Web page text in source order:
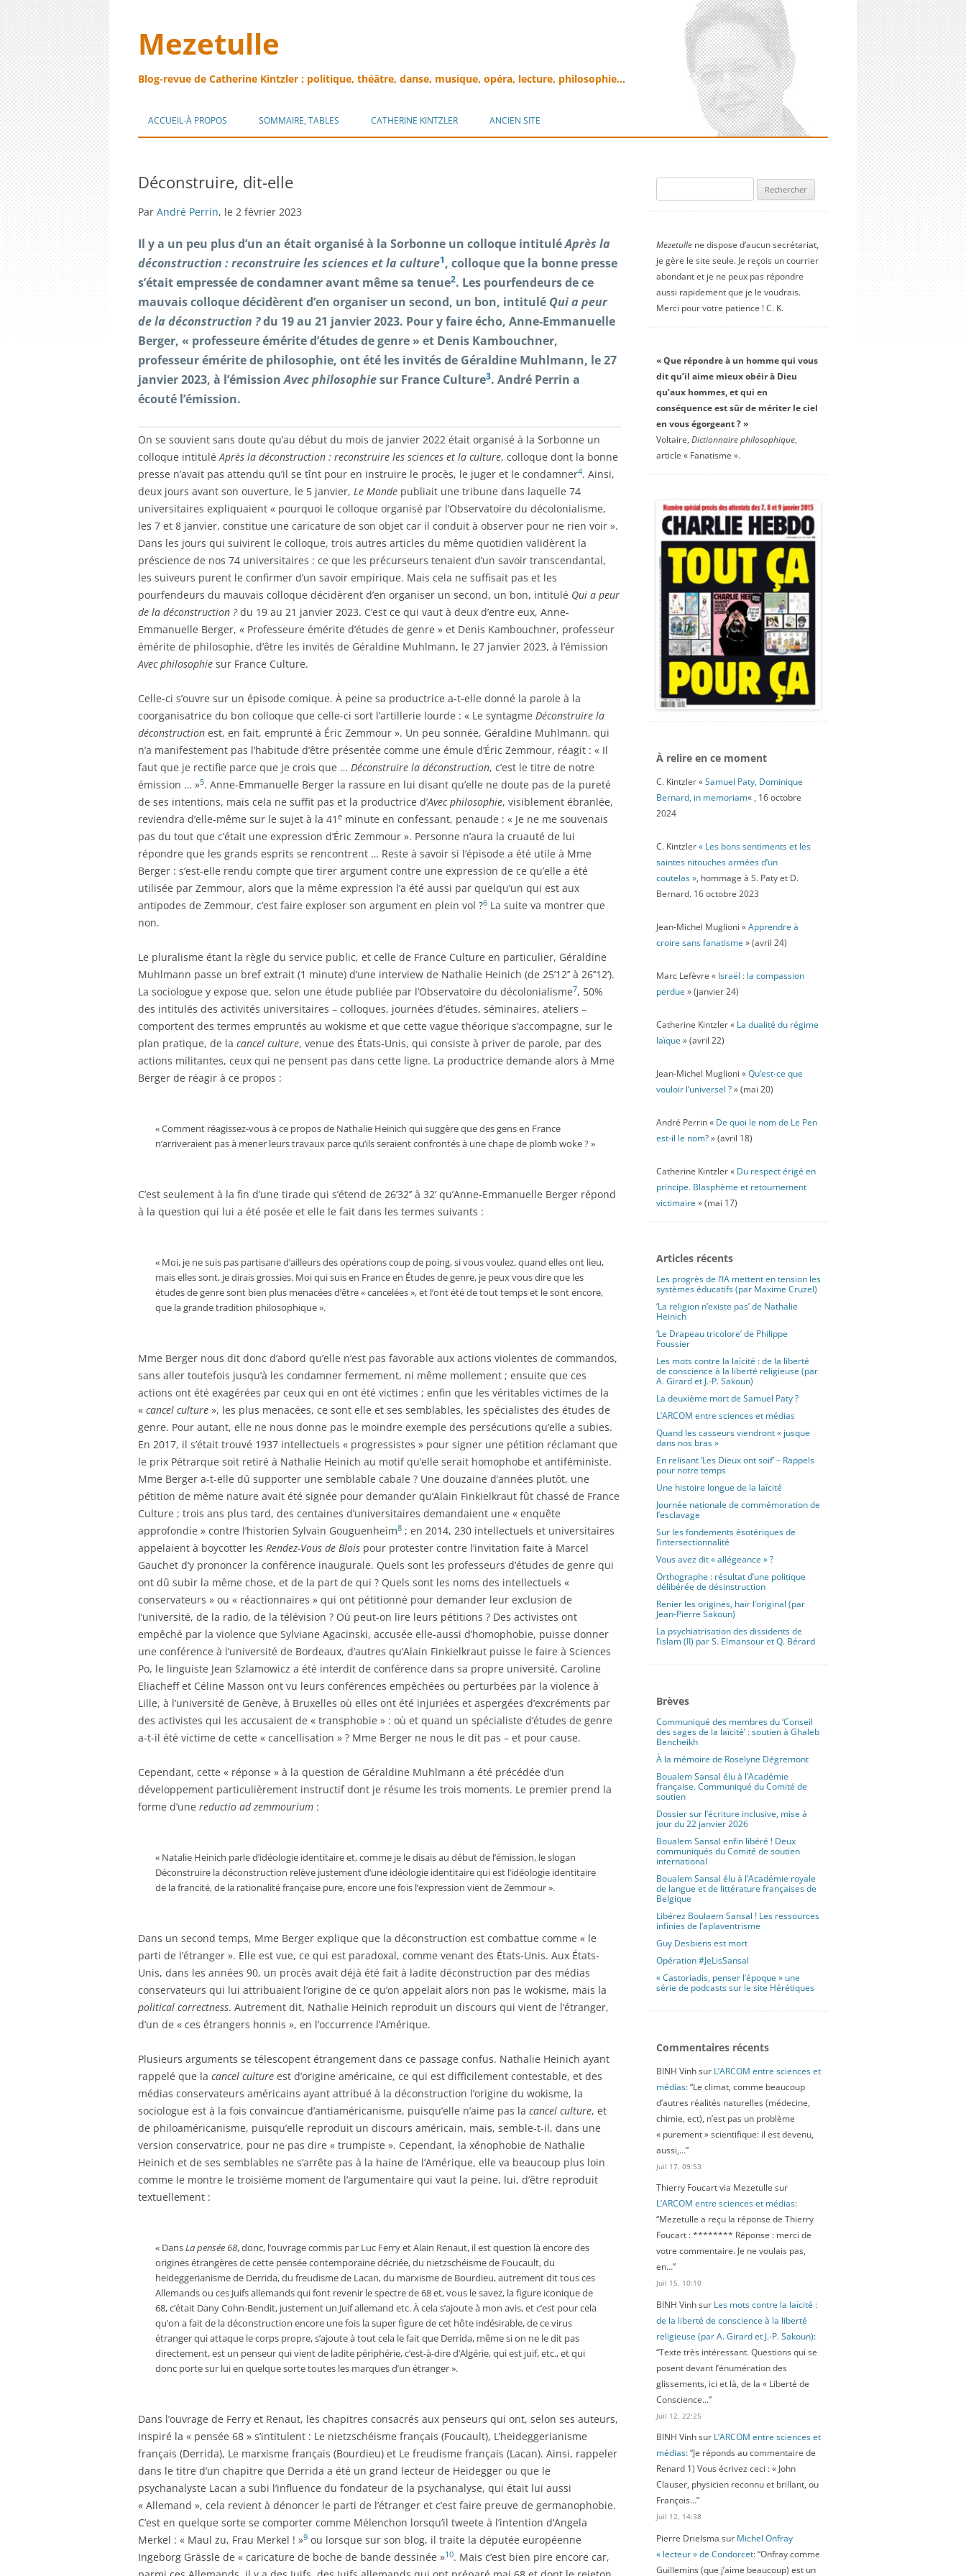
Mezetulle
Blog-revue de Catherine Kintzler : politique, théâtre, danse, musique, opéra, lecture, philosophie…
au
ACCUEIL-À PROPOS SOMMAIRE, TABLES CATHERINE KINTZLER ANCIEN SITE
Déconstruire, dit-elle
Par André Perrin, le 2 février 2023
Il y a un peu plus d’un an était organisé à la Sorbonne un colloque intituléAprès la
déconstruction : reconstruire les sciences et la culture1, colloque que la bonne presse
s’était empressée de condamner avant même sa tenue2. Les pourfendeurs de ce
mauvais colloque décidèrent d’en organiser un second, un bon, intitulé Qui a peur
de la déconstruction ?du 19 au 21 janvier 2023. Pour y faire écho, Anne-Emmanuelle
Berger, « professeure émérite d’études de genre » et Denis Kambouchner,
professeur émérite de philosophie, ont été les invités de Géraldine Muhlmann, le 27
janvier 2023, à l’émissionAvec philosophiesur France Culture3. André Perrin a
écouté l’émission.
On se souvient sans doute qu’au début du mois de janvier 2022 était organisé à la Sorbonne un
colloque intituléAprès la déconstruction : reconstruire les sciences et la culture, colloque dont la bonne
presse n’avait pas attendu qu’il se tînt pour en instruire le procès, le juger et le condamner4. Ainsi,
deux jours avant son ouverture, le 5 janvier, Le Monde publiait une tribune dans laquelle 74
universitaires expliquaient « pourquoi le colloque organisé par l’Observatoire du décolonialisme,
les 7 et 8 janvier, constitue une caricature de son objet car il conduit à observer pour ne rien voir ».
Dans les jours qui suivirent le colloque, trois autres articles du même quotidien validèrent la
préscience de nos 74 universitaires : ce que les précurseurs tenaient d’un savoir transcendantal,
les suiveurs purent le confirmer d’un savoir empirique. Mais cela ne suffisait pas et les
pourfendeurs du mauvais colloque décidèrent d’en organiser un second, un bon, intitulé Qui a peur
de la déconstruction ?du 19 au 21 janvier 2023. C’est ce qui vaut à deux d’entre eux, Anne-
Emmanuelle Berger, « Professeure émérite d’études de genre » et Denis Kambouchner, professeur
émérite de philosophie, d’être les invités de Géraldine Muhlmann, le 27 janvier 2023, à l’émission
Avec philosophie sur France Culture.
Celle-ci s’ouvre sur un épisode comique. À peine sa productrice a-t-elle donné la parole à la
coorganisatrice du bon colloque que celle-ci sort l’artillerie lourde : « Le syntagme Déconstruire la
déconstruction est, en fait, emprunté à Éric Zemmour ». Un peu sonnée, Géraldine Muhlmann, qui
n’a manifestement pas l’habitude d’être présentée comme une émule d’Éric Zemmour, réagit : « Il
faut que je rectifie parce que je crois que … Déconstruire la déconstruction, c’est le titre de notre
émission … »5. Anne-Emmanuelle Berger la rassure en lui disant qu’elle ne doute pas de la pureté
de ses intentions, mais cela ne suffit pas et la productrice d’Avec philosophie, visiblement ébranlée,
reviendra d’elle-même sur le sujet à la 41 e minute en confessant, penaude : « Je ne me souvenais
pas du tout que c’était une expression d’Éric Zemmour ». Personne n’aura la cruauté de lui
répondre que les grands esprits se rencontrent … Reste à savoir si l’épisode a été utile à Mme
Berger : s’est-elle rendu compte que tirer argument contre une expression de ce qu’elle a été
utilisée par Zemmour, alors que la même expression l’a été aussi par quelqu’un qui est aux
antipodes de Zemmour, c’est faire exploser son argument en plein vol ?6 La suite va montrer que
non.
Le pluralisme étant la règle du service public, et celle de France Culture en particulier, Géraldine
Muhlmann passe un bref extrait (1 minute) d’une interview de Nathalie Heinich (de 25’12’’ à 26’’12’).
La sociologue y expose que, selon une étude publiée par l’Observatoire du décolonialisme7, 50%
des intitulés des activités universitaires – colloques, journées d’études, séminaires, ateliers –
comportent des termes empruntés au wokisme et que cette vague théorique s’accompagne, sur le
plan pratique, de la cancel culture, venue des États-Unis, qui consiste à priver de parole, par des
actions militantes, ceux qui ne pensent pas dans cette ligne. La productrice demande alors à Mme
Berger de réagir à ce propos :
« Comment réagissez-vous à ce propos de Nathalie Heinich qui suggère que des gens en France
n’arriveraient pas à mener leurs travaux parce qu’ils seraient confrontés à une chape de plomb woke ? »
C’est seulement à la fin d’une tirade qui s’étend de 26’32’’ à 32’ qu’Anne-Emmanuelle Berger répond
à la question qui lui a été posée et elle le fait dans les termes suivants :
« Moi, je ne suis pas partisane d’ailleurs des opérations coup de poing, si vous voulez, quand elles ont lieu,
mais elles sont, je dirais grossies. Moi qui suis en France en Études de genre, je peux vous dire que les
études de genre sont bien plus menacées d’être « cancelées », et l’ont été de tout temps et le sont encore,
que la grande tradition philosophique ».
Mme Berger nous dit donc d’abord qu’elle n’est pas favorable aux actions violentes de commandos,
sans aller toutefois jusqu’à les condamner fermement, ni même mollement ; ensuite que ces
actions ont été exagérées par ceux qui en ont été victimes ; enfin que les véritables victimes de la
« cancel culture », les plus menacées, ce sont elle et ses semblables, les spécialistes des études de
genre. Pour autant, elle ne nous donne pas le moindre exemple des persécutions qu’elle a subies.
En 2017, il s’était trouvé 1937 intellectuels « progressistes » pour signer une pétition réclamant que
le prix Pétrarque soit retiré à Nathalie Heinich au motif qu’elle serait homophobe et antiféministe.
Mme Berger a-t-elle dû supporter une semblable cabale ? Une douzaine d’années plutôt, une
pétition de même nature avait été signée pour demander qu’Alain Finkielkraut fût chassé de France
Culture ; trois ans plus tard, des centaines d’universitaires demandaient une « enquête
approfondie » contre l’historien Sylvain Gouguenheim8 ; en 2014, 230 intellectuels et universitaires
appelaient à boycotter les Rendez-Vous de Blois pour protester contre l’invitation faite à Marcel
Gauchet d’y prononcer la conférence inaugurale. Quels sont les professeurs d’études de genre qui
ont dû subir la même chose, et de la part de qui ? Quels sont les noms des intellectuels «
conservateurs » ou « réactionnaires » qui ont pétitionné pour demander leur exclusion de
l’université, de la radio, de la télévision ? Où peut-on lire leurs pétitions ? Des activistes ont
empêché par la violence que Sylviane Agacinski, accusée elle-aussi d’homophobie, puisse donner
une conférence à l’université de Bordeaux, d’autres qu’Alain Finkielkraut puisse le faire à Sciences
Po, le linguiste Jean Szlamowicz a été interdit de conférence dans sa propre université, Caroline
Eliacheff et Céline Masson ont vu leurs conférences empêchées ou perturbées par la violence à
Lille, à l’université de Genève, à Bruxelles où elles ont été injuriées et aspergées d’excréments par
des activistes qui les accusaient de « transphobie » : où et quand un spécialiste d’études de genre
a-t-il été victime de cette « cancellisation » ? Mme Berger ne nous le dit pas – et pour cause.
Cependant, cette « réponse » à la question de Géraldine Muhlmann a été précédée d’un
développement particulièrement instructif dont je résume les trois moments. Le premier prend la
forme d’une reductio ad zemmourium :
« Natalie Heinich parle d’idéologie identitaire et, comme je le disais au début de l’émission, le slogan
Déconstruire la déconstruction relève justement d’une idéologie identitaire qui est l’idéologie identitaire
de la francité, de la rationalité française pure, encore une fois l’expression vient de Zemmour ».
Dans un second temps, Mme Berger explique que la déconstruction est combattue comme « le
parti de l’étranger ». Elle est vue, ce qui est paradoxal, comme venant des États-Unis. Aux États-
Unis, dans les années 90, un procès avait déjà été fait à ladite déconstruction par des médias
conservateurs qui lui attribuaient l’origine de ce qu’on appelait alors non pas le wokisme, mais la
political correctness. Autrement dit, Nathalie Heinich reproduit un discours qui vient de l’étranger,
d’un de « ces étrangers honnis », en l’occurrence l’Amérique.
Plusieurs arguments se télescopent étrangement dans ce passage confus. Nathalie Heinich ayant
rappelé que la cancel culture est d’origine américaine, ce qui est difficilement contestable, et des
médias conservateurs américains ayant attribué à la déconstruction l’origine du wokisme, la
sociologue est à la fois convaincue d’antiaméricanisme, puisqu’elle n’aime pas la cancel culture, et
de philoaméricanisme, puisqu’elle reproduit un discours américain, mais, semble-t-il, dans une
version conservatrice, pour ne pas dire « trumpiste ». Cependant, la xénophobie de Nathalie
Heinich et de ses semblables ne s’arrête pas à la haine de l’Amérique, elle va beaucoup plus loin
comme le montre le troisième moment de l’argumentaire qui vaut la peine, lui, d’être reproduit
textuellement :
« DansLa pensée 68, donc, l’ouvrage commis par Luc Ferry et Alain Renaut, il est question là encore des
origines étrangères de cette pensée contemporaine décriée, du nietzschéisme de Foucault, du
heideggerianisme de Derrida, du freudisme de Lacan, du marxisme de Bourdieu, autrement dit tous ces
Allemands ou ces Juifs allemands qui font revenir le spectre de 68 et, vous le savez, la figure iconique de
68, c’était Dany Cohn-Bendit, justement un Juif allemand etc. À cela s’ajoute à mon avis, et c’est pour cela
qu’on a fait de la déconstruction encore une fois la super figure de cet hôte indésirable, de ce virus
étranger qui attaque le corps propre, s’ajoute à tout cela le fait que Derrida, même si on ne le dit pas
directement, est un penseur qui vient de ladite périphérie, c’est-à-dire d’Algérie, qui est juif, etc., et qui
donc porte sur lui en quelque sorte toutes les marques d’un étranger ».
Dans l’ouvrage de Ferry et Renaut, les chapitres consacrés aux penseurs qui ont, selon ses auteurs,
inspiré la « pensée 68 » s’intitulent : Le nietzschéisme français (Foucault), L’heideggerianisme
français (Derrida), Le marxisme français (Bourdieu) et Le freudisme français (Lacan). Ainsi, rappeler
dans le titre d’un chapitre que Derrida a été un grand lecteur de Heidegger ou que le
psychanalyste Lacan a subi l’influence du fondateur de la psychanalyse, qui était lui aussi
« Allemand », cela revient à dénoncer le parti de l’étranger et c’est faire preuve de germanophobie.
C’est en quelque sorte se comporter comme Mélenchon lorsqu’il tweete à l’intention d’Angela
Merkel : « Maul zu, Frau Merkel ! »9 ou lorsque sur son blog, il traite la députée européenne
Ingeborg Grässle de « caricature de boche de bande dessinée »10. Mais c’est bien pire encore car,
Mezetullene dispose d’aucun secrétariat,
je gère le site seule. Je reçois un courrier
abondant et je ne peux pas répondre
aussi rapidement que je le voudrais.
Merci pour votre patience ! C. K.
« Que répondre à un homme qui vous
dit qu’il aime mieux obéir à Dieu
qu’aux hommes, et qui en
conséquence est sûr de mériter le ciel
en vous égorgeant ? »
Voltaire, Dictionnaire philosophique,
article « Fanatisme ».
À relire en ce moment
C. Kintzler «Samuel Paty, Dominique
Bernard, in memoriam« , 16 octobre
2024
C. Kintzler« Les bons sentiments et les
saintes nitouches armées d’un
coutelas », hommage à S. Paty et D.
Bernard. 16 octobre 2023
Jean-Michel Muglioni «Apprendre à
croire sans fanatisme » (avril 24)
Marc Lefèvre « Israël : la compassion
perdue » (janvier 24)
Catherine Kintzler « La dualité du régime
laïque » (avril 22)
Jean-Michel Muglioni «Qu’est-ce que
vouloir l’universel ?» (mai 20)
André Perrin « De quoi le nom de Le Pen
est-il le nom?» (avril 18)
Catherine Kintzler « Du respect érigé en
principe. Blasphème et retournement
victimaire » (mai 17)
Articles récents
Les progrès de l’IA mettent en tension les
systèmes éducatifs (par Maxime Cruzel)
‘La religion n’existe pas’ de Nathalie
Heinich
‘Le Drapeau tricolore’ de Philippe
Foussier
Les mots contre la laïcité : de la liberté
de conscience à la liberté religieuse (par
A. Girard et J.-P. Sakoun)
La deuxième mort de Samuel Paty ?
L’ARCOM entre sciences et médias
Quand les casseurs viendront « jusque
dans nos bras »
En relisant ‘Les Dieux ont soif’ – Rappels
pour notre temps
Une histoire longue de la laïcité
Journée nationale de commémoration de
l’esclavage
Sur les fondements ésotériques de
l’intersectionnalité
Vous avez dit « allégeance » ?
Orthographe : résultat d’une politique
délibérée de désinstruction
Renier les origines, haïr l’original (par
Jean-Pierre Sakoun)
La psychiatrisation des dissidents de
l’islam (II) par S. Elmansour et Q. Bérard
Brèves
Communiqué des membres du ‘Conseil
des sages de la laïcité’ : soutien à Ghaleb
Bencheikh
À la mémoire de Roselyne Dégremont
Boualem Sansal élu à l’Académie
française. Communiqué du Comité de
soutien
Dossier sur l’écriture inclusive, mise à
jour du 22 janvier 2026
Boualem Sansal enfin libéré ! Deux
communiqués du Comité de soutien
international
Boualem Sansal élu à l’Académie royale
de langue et de littérature françaises de
Belgique
Libérez Boulaem Sansal ! Les ressources
infinies de l’aplaventrisme
Guy Desbiens est mort
Opération #JeLisSansal
« Castoriadis, penser l’époque » une
série de podcasts sur le site Hérétiques
Commentaires récents
BINH Vinhsur L’ARCOM entre sciences et
médias: “Le climat, comme beaucoup
d’autres réalités naturelles (médecine,
chimie, ect), n’est pas un problème
« purement » scientifique: il est devenu,
aussi,…”
Juil 17, 09:53
Thierry Foucart via Mezetulle sur
L’ARCOM entre sciences et médias:
“Mezetulle a reçu la réponse de Thierry
Foucart : ******** Réponse : merci de
votre commentaire. Je ne voulais pas,
en…”
Juil 15, 10:10
BINH Vinhsur Les mots contre la laïcité :
de la liberté de conscience à la liberté
religieuse (par A. Girard et J.-P. Sakoun):
“Texte très intéressant. Questions qui se
posent devant l’énumération des
glissements, ici et là, de la « Liberté de
Conscience…”
Juil 12, 22:25
BINH Vinhsur L’ARCOM entre sciences et
médias: “Je réponds au commentaire de
Renard 1) Vous écrivez ceci : « John
Clauser, physicien reconnu et brillant, ou
François…”
Juil 12, 14:38
Pierre Drielsma sur Michel Onfray
« lecteur » de Condorcet: “Onfray comme
Guillemins (que j’aime beaucoup) est un